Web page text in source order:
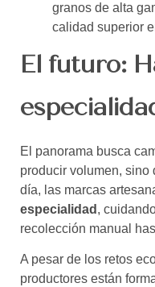
granos de alta
calidad superior
El futuro:
El panorama busca
producir volumen, sino
día, las marcas
especialidad ,
recolección manual
A pesar de los retos
productores están